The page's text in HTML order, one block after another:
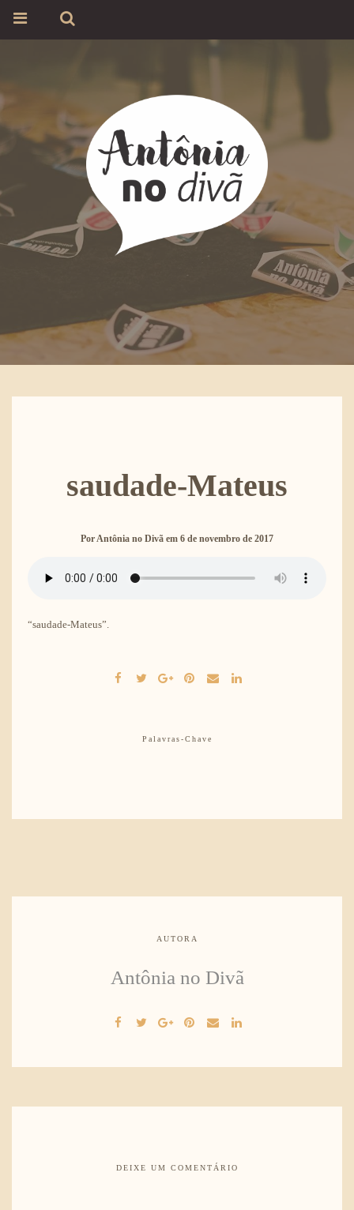
saudade-Mateus
PorAntônia no Divã em 6 de novembro de 2017
“saudade-Mateus”.
Palavras-Chave
AUTORA
Antônia no Divã
DEIXE UM COMENTÁRIO